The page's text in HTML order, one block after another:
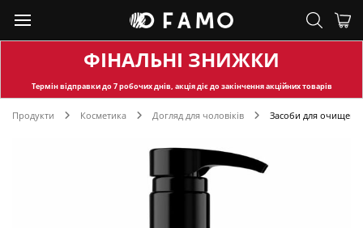
ФІНАЛЬНІ ЗНИЖКИ
Термін відправкидо 7 робочих днів, акція діє до закінчення акційних товарів
Продукти Косметика Догляд для чоловіків Засоби для